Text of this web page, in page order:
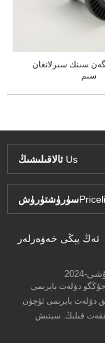
سىنك سىرلانغان
سىم
ئالاقىلىشىڭ Us
سۈرۈشتۈرۈش
ئەڭ يېڭى خەۋەرلەر
يىللىقى بولغان جۇڭگو دۆلەت بايرىمى
، خىزمەتچىلىرىمىزنىڭ 2024-يىللىق دۆلەت بايرىمى ئۈچۈن